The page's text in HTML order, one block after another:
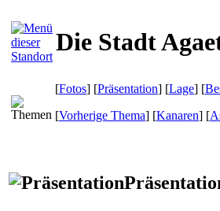
Die Stadt
[Fotos] [Präsentation] [Lage] [
[Vorherige Thema] [Kanaren] [